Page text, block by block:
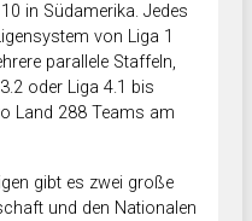
in Südamerika. Jedes
von Liga 1
parallele Staffeln,
oder Liga 4.1 bis
Land 288 Teams am
gibt es zwei große
und den Nationalen